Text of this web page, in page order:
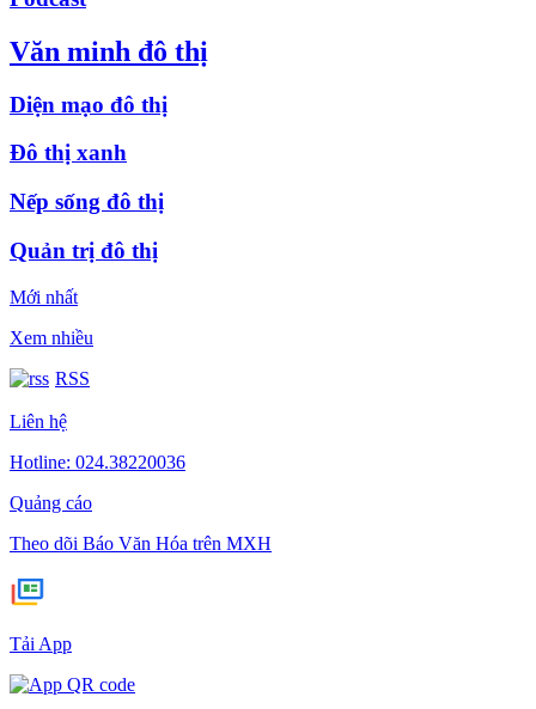
Văn minh đô thị
Diện mạo đô thị
Đô thị xanh
Nếp sống đô thị
Quản trị đô thị
Mới nhất
Xem nhiều
RSS
Liên hệ
Hotline: 024.38220036
Quảng cáo
Theo dõi Báo Văn Hóa trên MXH
Tải App